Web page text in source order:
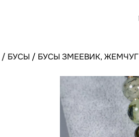
/ БУСЫ / БУСЫ ЗМЕЕВИК, ЖЕМЧУГ